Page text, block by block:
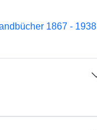
1867 - 1938